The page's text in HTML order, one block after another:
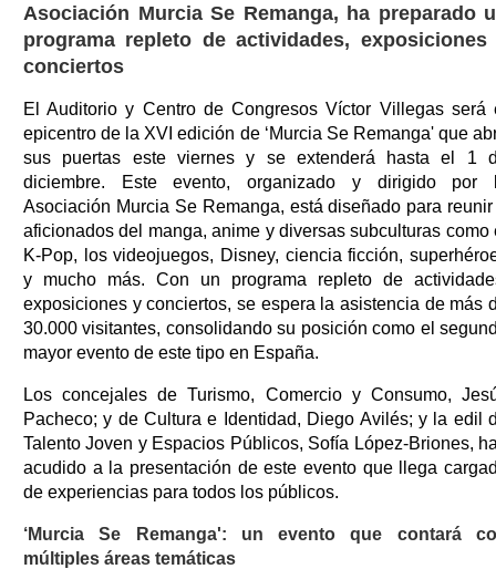
Asociación Murcia Se Remanga, ha preparado
programa repleto de actividades, exposiciones
conciertos
El Auditorio y Centro de Congresos Víctor Villegas será
epicentro de la XVI edición de ‘Murcia Se Remanga' que
sus puertas este viernes y se extenderá hasta el 1
diciembre. Este evento, organizado y dirigido por
Asociación Murcia Se Remanga, está diseñado para
aficionados del manga, anime y diversas subculturas como
K-Pop, los videojuegos, Disney, ciencia ficción,
y mucho más. Con un programa repleto de
exposiciones y conciertos, se espera la asistencia de más
30.000 visitantes, consolidando su posición como el
mayor evento de este tipo en España.
Los concejales de Turismo, Comercio y Consumo,
Pacheco; y de Cultura e Identidad, Diego Avilés; y la edil
Talento Joven y Espacios Públicos, Sofía López-Briones,
acudido a la presentación de este evento que llega
de experiencias para todos los públicos.
‘Murcia Se Remanga': un evento que contará
múltiples áreas temáticas